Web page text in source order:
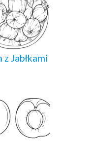
z Jabłkami